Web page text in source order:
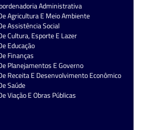
Administrativa
Agricultura E Meio Ambiente
Assistência Social
Cultura, Esporte E Lazer
Educação
Finanças
Planejamentos E Governo
Receita E Desenvolvimento Econômico
Saúde
Viação E Obras Públicas